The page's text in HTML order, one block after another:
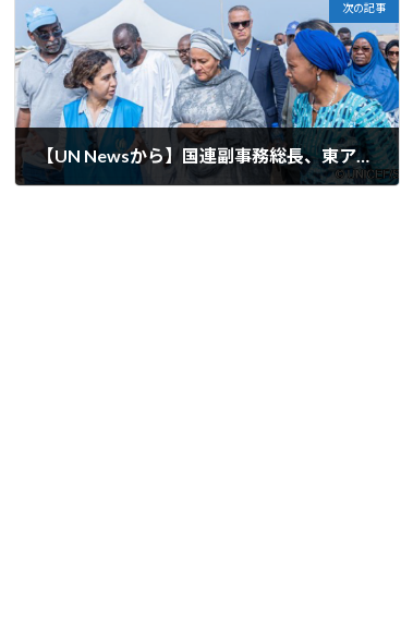
次の記事
【UN Newsから】国連副事務総長、東アフリカの危機を憂慮し世界的連帯を訴える